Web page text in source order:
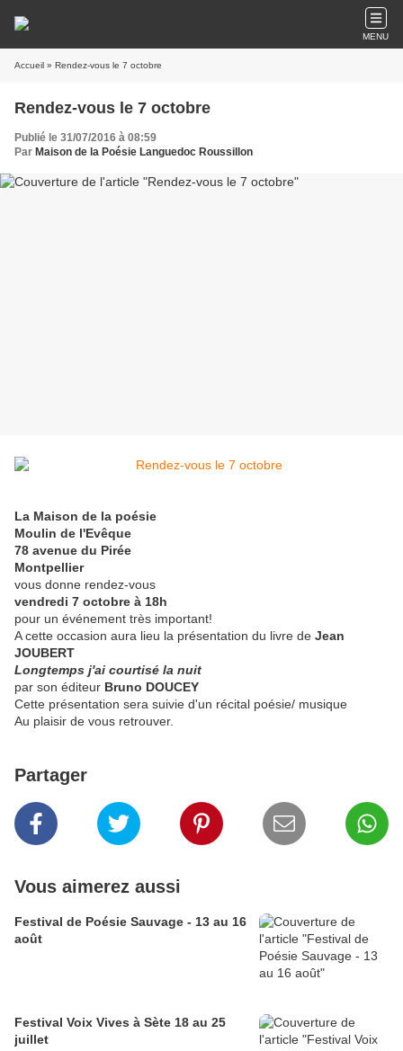
MENU
Accueil » Rendez-vous le 7 octobre
Rendez-vous le 7 octobre
Publié le 31/07/2016 à 08:59
Par Maison de la Poésie Languedoc Roussillon
La Maison de la poésie
Moulin de l'Evêque
78 avenue du Pirée
Montpellier
vous donne rendez-vous
vendredi 7 octobre à 18h
pour un événement très important!
A cette occasion aura lieu la présentation du livre de Jean
JOUBERT
Longtemps j'ai courtisé la nuit
par son éditeur Bruno DOUCEY
Cette présentation sera suivie d'un récital poésie/ musique
Au plaisir de vous retrouver.
Partager
Vous aimerez aussi
Festival de Poésie Sauvage - 13 au 16
août
Festival Voix Vives à Sète 18 au 25
juillet